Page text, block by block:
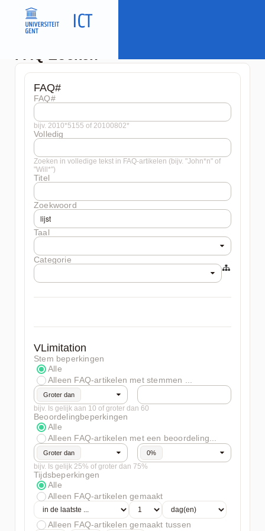
FAQ#
FAQ#
bijv. 2010*5155 of 20100802*
Volledig
Zoeken in volledige tekst in FAQ-artikelen (bijv. "John*n" of
"Will*")
Titel
Zoekwoord
Taal
Categorie
VLimitation
Stem beperkingen
Alle
Alleen FAQ-artikelen met stemmen ...
Groter dan
bijv. Is gelijk aan 10 of groter dan 60
Beoordelingbeperkingen
Alle
Alleen FAQ-artikelen met een beoordeling...
Groter dan 0%
bijv. Is gelijk 25% of groter dan 75%
Tijdsbeperkingen
Alle
Alleen FAQ-artikelen gemaakt
Alleen FAQ-artikelen gemaakt tussen